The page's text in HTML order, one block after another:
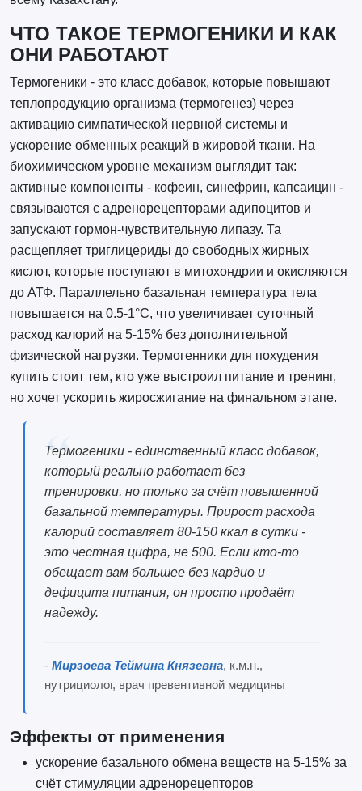
ЧТО ТАКОЕ ТЕРМОГЕНИКИ И КАК
ОНИ РАБОТАЮТ
Термогеники - это класс добавок, которые повышают
теплопродукцию организма (термогенез) через
активацию симпатической нервной системы и
ускорение обменных реакций в жировой ткани. На
биохимическом уровне механизм выглядит так:
активные компоненты - кофеин, синефрин, капсаицин -
связываются с адренорецепторами адипоцитов и
запускают гормон-чувствительную липазу. Та
расщепляет триглицериды до свободных жирных
кислот, которые поступают в митохондрии и окисляются
до АТФ. Параллельно базальная температура тела
повышается на 0.5-1°C, что увеличивает суточный
расход калорий на 5-15% без дополнительной
физической нагрузки. Термогенники для похудения
купить стоит тем, кто уже выстроил питание и тренинг,
но хочет ускорить жиросжигание на финальном этапе.
Термогеники - единственный класс добавок,
который реально работает без
тренировки, но только за счёт повышенной
базальной температуры. Прирост расхода
калорий составляет 80-150 ккал в сутки -
это честная цифра, не 500. Если кто-то
обещает вам большее без кардио и
дефицита питания, он просто продаёт
надежду.
- Мирзоева Теймина Князевна, к.м.н.,
нутрициолог, врач превентивной медицины
Эффекты от применения
ускорение базального обмена веществ на 5-15% за
счёт стимуляции адренорецепторов